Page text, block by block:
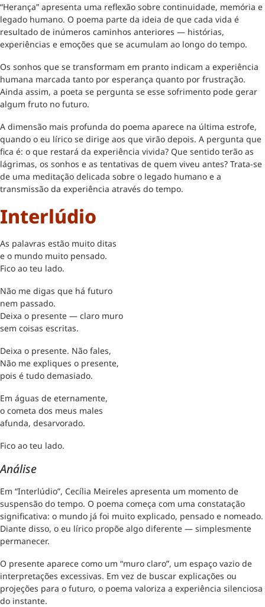
“Herança” apresenta uma reflexão sobre continuidade, memória e
legado humano. O poema parte da ideia de que cada vida é
resultado de inúmeros caminhos anteriores — histórias,
experiências e emoções que se acumulam ao longo do tempo.
Os sonhos que se transformam em pranto indicam a experiência
humana marcada tanto por esperança quanto por frustração.
Ainda assim, a poeta se pergunta se esse sofrimento pode gerar
algum fruto no futuro.
A dimensão mais profunda do poema aparece na última estrofe,
quando o eu lírico se dirige aos que virão depois. A pergunta que
fica é: o que restará da experiência vivida? Que sentido terão as
lágrimas, os sonhos e as tentativas de quem viveu antes? Trata-se
de uma meditação delicada sobre o legado humano e a
transmissão da experiência através do tempo.
Interlúdio
As palavras estão muito ditas
e o mundo muito pensado.
Fico ao teu lado.
Não me digas que há futuro
nem passado.
Deixa o presente — claro muro
sem coisas escritas.
Deixa o presente. Não fales,
Não me expliques o presente,
pois é tudo demasiado.
Em águas de eternamente,
o cometa dos meus males
afunda, desarvorado.
Fico ao teu lado.
Análise
Em “Interlúdio”, Cecília Meireles apresenta um momento de
suspensão do tempo. O poema começa com uma constatação
significativa: o mundo já foi muito explicado, pensado e nomeado.
Diante disso, o eu lírico propõe algo diferente — simplesmente
permanecer.
O presente aparece como um “muro claro”, um espaço vazio de
interpretações excessivas. Em vez de buscar explicações ou
projeções para o futuro, o poema valoriza a experiência silenciosa
do instante.